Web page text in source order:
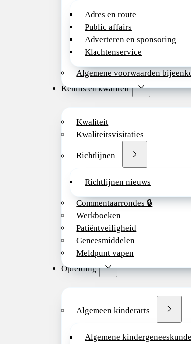
Adres en route
Public affairs
Adverteren en sponsoring
Klachtenservice
Algemene voorwaarden
Kennis en kwaliteit
Kwaliteit
Kwaliteitsvisitaties
Richtlijnen
Richtlijnen nieuws
Commentaarrondes 🔒
Werkboeken
Patiëntveiligheid
Geneesmiddelen
Meldpunt vapen
Opleiding
Algemeen kinderarts
Algemene kindergeneeskunde